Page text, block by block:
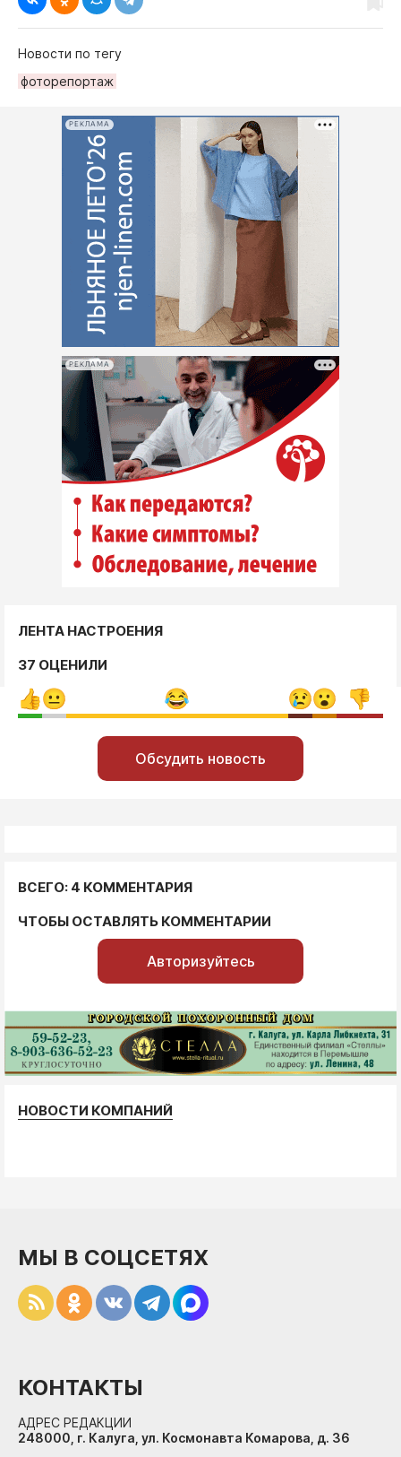
Новости по тегу
фоторепортаж
РЕКЛАМА
РЕКЛАМА
ЛЕНТА НАСТРОЕНИЯ
37 ОЦЕНИЛИ
Обсудить новость
ВСЕГО: 4 КОММЕНТАРИЯ
ЧТОБЫ ОСТАВЛЯТЬ КОММЕНТАРИИ
Авторизуйтесь
НОВОСТИ КОМПАНИЙ
МЫ В СОЦСЕТЯХ
КОНТАКТЫ
АДРЕС РЕДАКЦИИ
248000, г. Калуга, ул. Космонавта Комарова, д. 36